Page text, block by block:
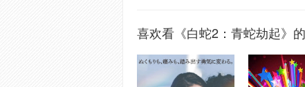
喜欢看《白蛇2：青蛇劫起》